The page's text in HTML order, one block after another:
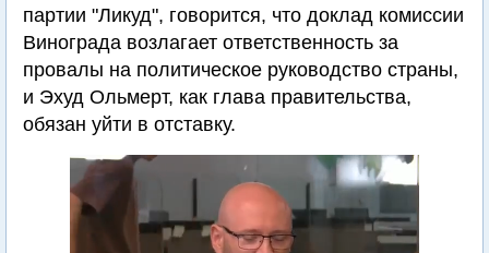
партии "Ликуд", говорится, что доклад комиссии
Винограда возлагает ответственность за
провалы на политическое руководство страны,
и Эхуд Ольмерт, как глава правительства,
обязан уйти в отставку.